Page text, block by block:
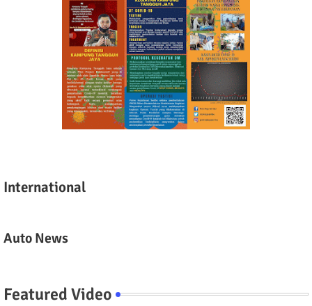
International
Auto News
Featured Video